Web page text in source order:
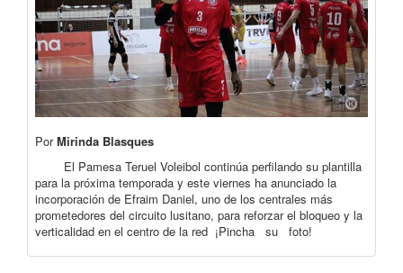
PorMirinda Blasques
El Pamesa Teruel Voleibol continúa perfilando su plantilla
para la próxima temporada y este viernes ha anunciado la
incorporación de Efraim Daniel, uno de los centrales más
prometedores del circuito lusitano, para reforzar el bloqueo y la
verticalidad en el centro de la red ¡Pincha su foto!